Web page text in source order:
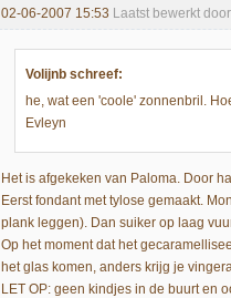
02-06-2007 15:53 Laatst bewerkt
Volijnb schreef:
he, wat een 'coole' zonnenbril.
Evleyn
Het is afgekeken van Paloma. Door
Eerst fondant met tylose gemaakt.
plank leggen). Dan suiker op laag
Op het moment dat het
het glas komen, anders krijg je
LET OP: geen kindjes in de buurt en